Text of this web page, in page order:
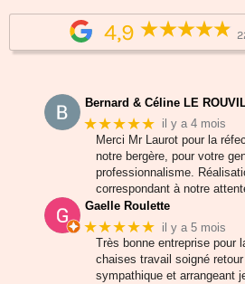
4,9
Bernard & Céline LE
★★★★★ il y a 4 mois
Merci Mr Laurot pour la
notre bergère, pour votre
professionnalisme.
correspondant à notre
Gaelle Roulette
★★★★★ il y a 5 mois
Très bonne entreprise pour
chaises travail soigné
sympathique et arrangeant